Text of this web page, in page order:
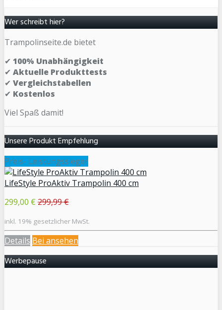
Wer schreibt hier?
Trampolinseite.de bietet
✔ 100% Unabhängigkeit
✔ Aktuelle Produkttests
✔ Vergleichstabellen
✔ Kostenlos
Viel Spaß damit!
Unsere Produkt Empfehlung
Preis- Leistungssieger
LifeStyle ProAktiv Trampolin 400 cm
299,00 € 299,99 €
inkl. 19% gesetzlicher MwSt.
Details Bei ansehen
Werbepause